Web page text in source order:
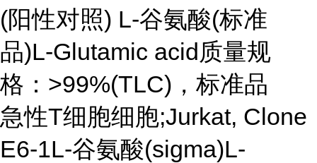
(阳性对照) L-谷氨酸(标准
品)L-Glutamic acid质量规
格：>99%(TLC)，标准品
急性T细胞细胞;Jurkat, Clone
E6-1L-谷氨酸(sigma)L-